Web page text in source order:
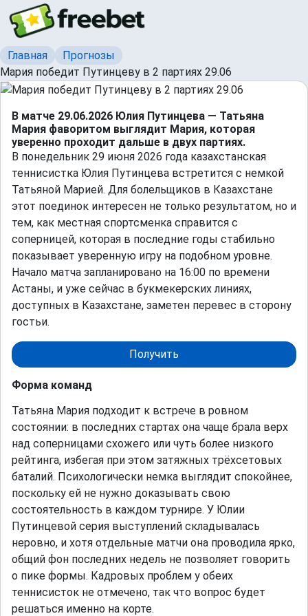
Главная
Прогнозы
Мария победит Путинцеву в 2 партиях 29.06
В матче 29.06.2026 Юлия Путинцева — Татьяна
Мария фаворитом выглядит Мария, которая
уверенно проходит дальше в двух партиях.
В понедельник 29 июня 2026 года казахстанская
теннисистка Юлия Путинцева встретится с немкой
Татьяной Марией. Для болельщиков в Казахстане
этот поединок интересен не только результатом, но и
тем, как местная спортсменка справится с
соперницей, которая в последние годы стабильно
показывает уверенную игру на подобном уровне.
Начало матча запланировано на 16:00 по времени
Астаны, и уже сейчас в букмекерских линиях,
доступных в Казахстане, заметен перевес в сторону
гостьи.
Получить
Форма команд
Татьяна Мария подходит к встрече в ровном
состоянии: в последних стартах она чаще брала верх
над соперницами схожего или чуть более низкого
рейтинга, избегая при этом затяжных трёхсетовых
баталий. Психологически немка выглядит спокойнее,
поскольку ей не нужно доказывать свою
состоятельность в каждом турнире. У Юлии
Путинцевой серия выступлений складывалась
неровно, и хотя отдельные матчи она проводила ярко,
общий фон последних недель не позволяет говорить
о пике формы. Кадровых проблем у обеих
теннисисток не отмечено, так что вопрос будет
решаться именно на корте.